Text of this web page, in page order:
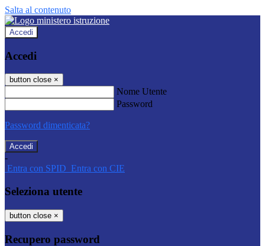
Salta al contenuto
Accedi
Accedi
button close ×
Nome Utente
Password
Password dimenticata?
-
Entra con SPID Entra con CIE
Seleziona utente
button close ×
Recupero password